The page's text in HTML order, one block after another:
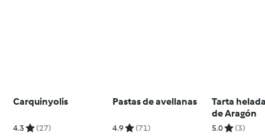
Carquinyolis
4.3 (27)
Pastas de avellanas
4.9 (71)
Tarta
de Aragón
5.0 (3)